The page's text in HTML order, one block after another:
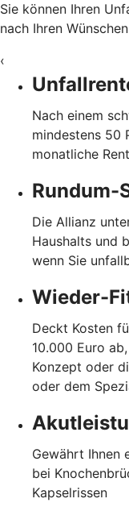
Sie können Ihren
nach Ihren
‹
Nach einem
mindestens 50
monatliche
Rundum-
Die Allianz
Haushalts und
wenn Sie
Wieder-
Deckt Kosten
10.000 Euro
Konzept oder
oder dem
Gewährt Ihnen
bei
Kapselrissen